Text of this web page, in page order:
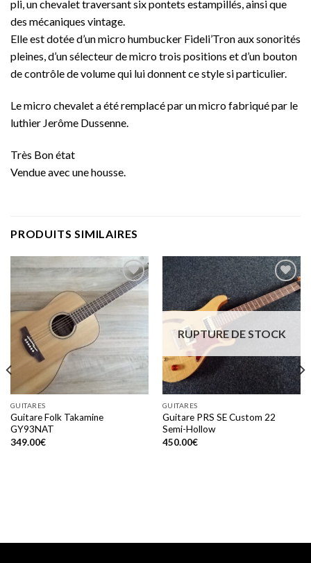
pli, un chevalet traversant six pontets estampillés, ainsi que
des mécaniques vintage.
Elle est dotée d’un micro humbucker Fideli’Tron aux sonorités
pleines, d’un sélecteur de micro trois positions et d’un bouton
de contrôle de volume qui lui donnent ce style si particulier.
Le micro chevalet a été remplacé par un micro fabriqué par le
luthier Jerôme Dussenne.
Très Bon état
Vendue avec une housse.
PRODUITS SIMILAIRES
GUITARES
Guitare Folk Takamine
GY93NAT
349.00€
RUPTURE DE STOCK
GUITARES
Guitare PRS SE Custom 22
Semi-Hollow
450.00€